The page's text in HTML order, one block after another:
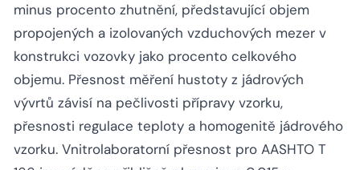
minus procento zhutnění, představující objem
propojených a izolovaných vzduchových mezer v
konstrukci vozovky jako procento celkového
objemu. Přesnost měření hustoty z jádrových
vývrtů závisí na pečlivosti přípravy vzorku,
přesnosti regulace teploty a homogenitě jádrového
vzorku. Vnitrolaboratorní přesnost pro AASHTO T